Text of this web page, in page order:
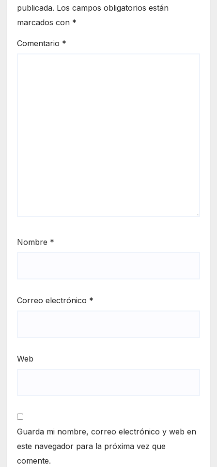
publicada. Los campos obligatorios están
marcados con *
Comentario *
Nombre *
Correo electrónico *
Web
Guarda mi nombre, correo electrónico y web en
este navegador para la próxima vez que
comente.